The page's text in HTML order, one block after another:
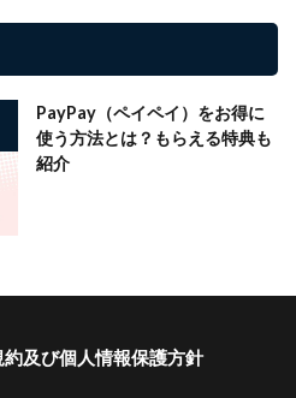
PayPay（ペイペイ）をお得に
使う方法とは？もらえる特典も
紹介
約及び個人情報保護方針